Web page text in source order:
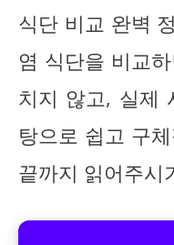
식단 비교 완벽
염 식단을 비교
치지 않고, 실제
탕으로 쉽고 구
끝까지 읽어주시